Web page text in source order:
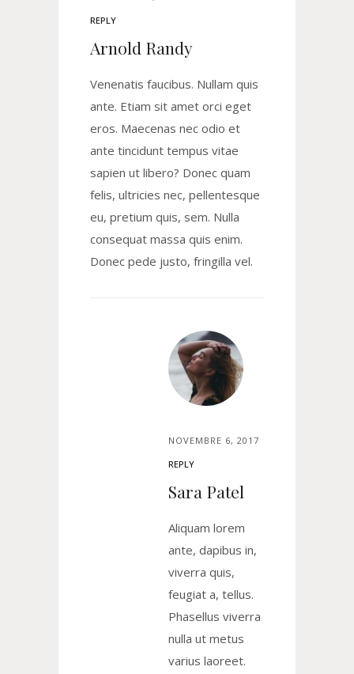
REPLY
Arnold Randy
Venenatis faucibus. Nullam quis
ante. Etiam sit amet orci eget
eros. Maecenas nec odio et
ante tincidunt tempus vitae
sapien ut libero? Donec quam
felis, ultricies nec, pellentesque
eu, pretium quis, sem. Nulla
consequat massa quis enim.
Donec pede justo, fringilla vel.
NOVEMBRE 6, 2017
REPLY
Sara Patel
Aliquam lorem
ante, dapibus in,
viverra quis,
feugiat a, tellus.
Phasellus viverra
nulla ut metus
varius laoreet.